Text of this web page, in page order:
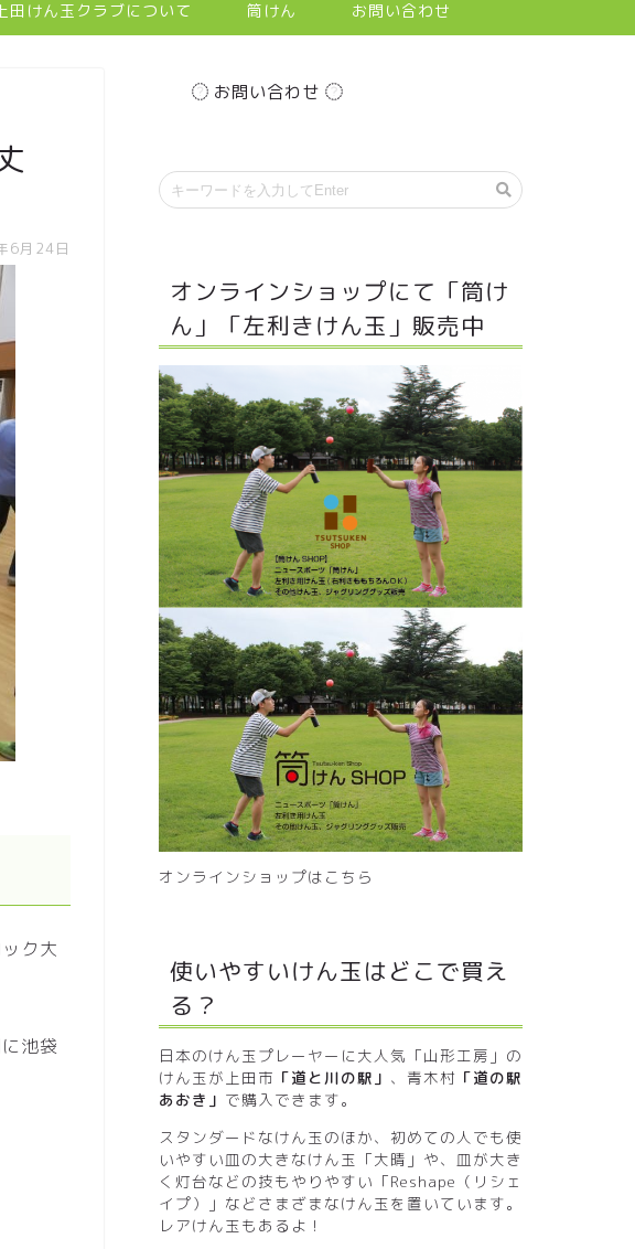
上田けん玉クラブについて 筒けん お問い合わせ
6月24日
ク大
池袋
お問い合わせ
オンラインショップにて「筒け
ん」「左利きけん玉」販売中
オンラインショップはこちら
使いやすいけん玉はどこで買え
る？
日本のけん玉プレーヤーに大人気「山形工房」の
けん玉が上田市 「道と川の駅」 、青木村 「道の駅
あおき」 で購入できます。
スタンダードなけん玉のほか、初めての人でも使
いやすい皿の大きなけん玉「大晴」や、皿が大き
く灯台などの技もやりやすい「Reshape（リシェ
イプ）」などさまざまなけん玉を置いています。
レアけん玉もあるよ！